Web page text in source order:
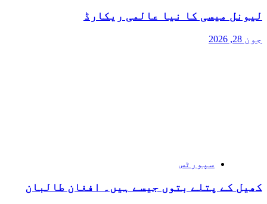
لیونل میسی کا نیا عالمی ریکارڈ
جون 28, 2026
سپورٹس
کھیل کے پتلے بتوں جیسے ہیں۔ افغان طالبان